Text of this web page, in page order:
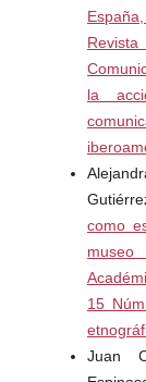
la
como
museo
15
Juan